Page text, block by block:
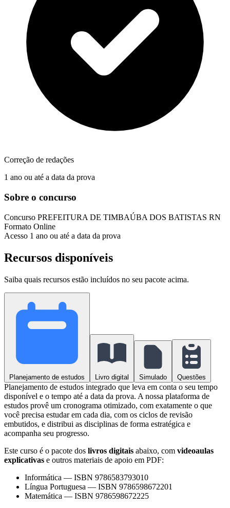
Correção de redações
1 ano ou até a data da prova
Sobre o concurso
Concurso PREFEITURA DE TIMBAÚBA DOS BATISTAS RN
Formato Online
Acesso 1 ano ou até a data da prova
Recursos disponíveis
Saiba quais recursos estão incluídos no seu pacote acima.
Planejamento de estudos Livro digital Simulado Questões
Planejamento de estudos integrado que leva em conta o seu tempo
disponível e o tempo até a data da prova. A nossa plataforma de
estudos provê um cronograma otimizado, com exatamente o que
você precisa estudar em cada dia, com os ciclos de revisão
embutidos, e distribui as disciplinas de forma estratégica e
acompanha seu progresso.
Este curso é o pacote dos livros digitais abaixo, com videoaulas
explicativas e outros materiais de apoio em PDF:
Informática — ISBN 9786583793010
Língua Portuguesa — ISBN 9786598672201
Matemática — ISBN 9786598672225